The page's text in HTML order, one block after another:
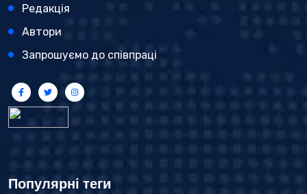
Редакція
Автори
Запрошуємо до співпраці
Популярні теги